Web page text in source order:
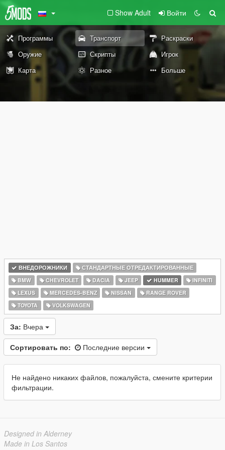
Show Adult Войти
Программы Транспорт
Раскраски
Оружие
Скрипты
Игрок
Карта
Разное Больше
ВНЕДОРОЖНИКИ
СТАНДАРТНЫЕ ОТРЕДАКТИРОВАННЫЕ
BMW
CHEVROLET DACIA JEEP HUMMER
INFINITI
LEXUS
MERCEDES-BENZ NISSAN
RANGE ROVER
TOYOTA
VOLKSWAGEN
За: Вчера
Сортировать по: Последние версии
Не найдено никаких файлов, пожалуйста, смените критерии
фильтрации.
Designed in Alderney
Made in Los Santos